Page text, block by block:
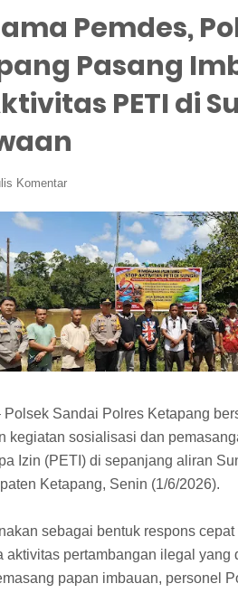
Pemdes,
Pasang
PETI di
Komentar
Sandai Polres Ketapang
kegiatan sosialisasi dan
Izin (PETI) di sepanjang aliran
Ketapang, Senin (1/6/2026).
sebagai bentuk respons
aktivitas pertambangan ilegal
papan imbauan, personel